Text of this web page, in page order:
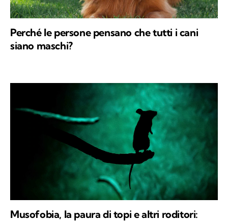
Perché le persone pensano che tutti i cani
siano maschi?
Musofobia, la paura di topi e altri roditori: